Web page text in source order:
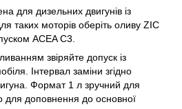
для дизельних двигунів із
таких моторів оберіть оливу ZIC
ACEA C3.
звіряйте допуск із
Інтервал заміни згідно
Формат 1 л зручний для
для доповнення до основної